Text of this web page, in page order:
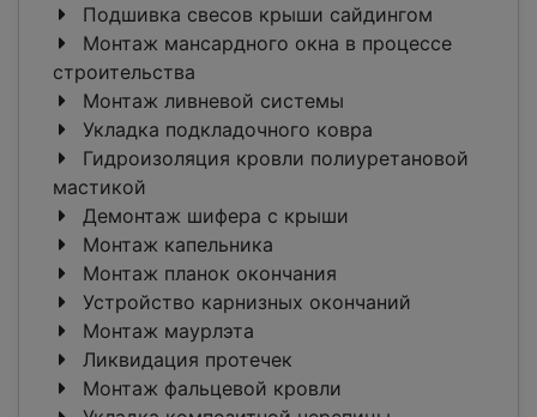
Подшивка свесов крыши сайдингом
Монтаж мансардного окна в процессе
строительства
Монтаж ливневой системы
Укладка подкладочного ковра
Гидроизоляция кровли полиуретановой
мастикой
Демонтаж шифера с крыши
Монтаж капельника
Монтаж планок окончания
Устройство карнизных окончаний
Монтаж маурлэта
Ликвидация протечек
Монтаж фальцевой кровли